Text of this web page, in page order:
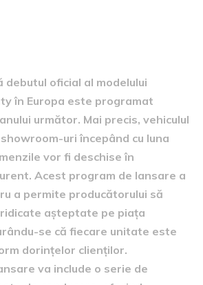
debutul oficial al modelului
în Europa este programat
următor. Mai precis, vehiculul
uri începând cu luna
vor fi deschise în
Acest program de lansare a
a permite producătorului să
așteptate pe piața
se că fiecare unitate este
dorințelor clienților.
va include o serie de